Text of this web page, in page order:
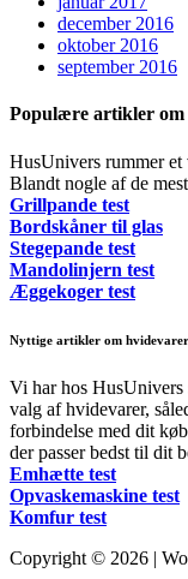
december 2016
oktober 2016
september 2016
Populære artikler om
HusUnivers rummer
Blandt nogle af de
Grillpande test
Bordskåner til glas
Stegepande test
Mandolinjern test
Æggekoger test
Nyttige artikler om hvidevarer
Vi har hos
valg af hvidevarer,
forbindelse med dit
der passer bedst til dit
Emhætte test
Opvaskemaskine test
Komfur test
Copyright © 2026 |